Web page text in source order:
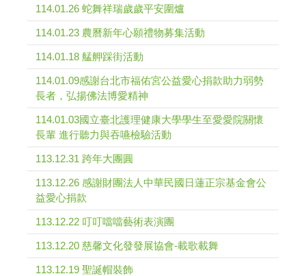
114.01.26 蛇舞祥瑞歲歲平安圍爐
114.01.23 農曆新年心願禮物募集活動
114.01.18 艋舺踩街活動
114.01.09感謝台北市福佑宮公益愛心捐款助力弱勢
長者，弘揚佛法博愛精神
114.01.03國立臺北護理健康大學學生至愛愛院關懷
長輩 進行聽力與吞嚥檢驗活動
113.12.31 跨年大團圓
113.12.26 感謝財團法人中華民國日蓮正宗基金會公
益愛心捐款
113.12.22 叮叮噹噹藝術表演團
113.12.20 慈馨文化發發展協會-載歌載舞
113.12.19 聖誕帽裝飾